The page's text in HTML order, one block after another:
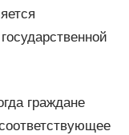
граждане